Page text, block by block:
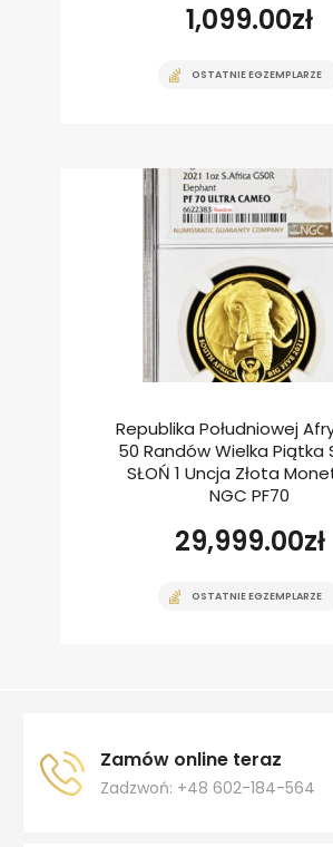
1,099.00zł
OSTATNIE EGZEMPLARZE
Republika Południowej
50 Randów Wielka Piątka
SŁOŃ 1 Uncja Złota
NGC PF70
29,999.00zł
OSTATNIE EGZEMPLARZE
Zamów online teraz
Zadzwoń: +48 602-184-564